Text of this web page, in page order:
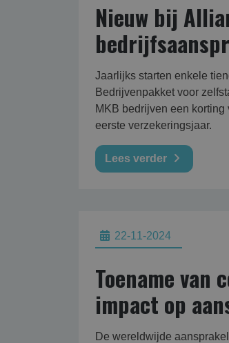
Nieuw bij
Jaarlijks starten enkele
Bedrijvenpakket voor
MKB bedrijven een
eerste verzekeringsjaar.
Lees verder
22-11-2024
Toename van
impact op
De wereldwijde